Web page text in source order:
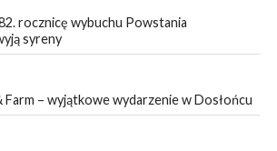
rocznicę wybuchu Powstania
syreny
Farm – wyjątkowe wydarzenie w Dosłońcu